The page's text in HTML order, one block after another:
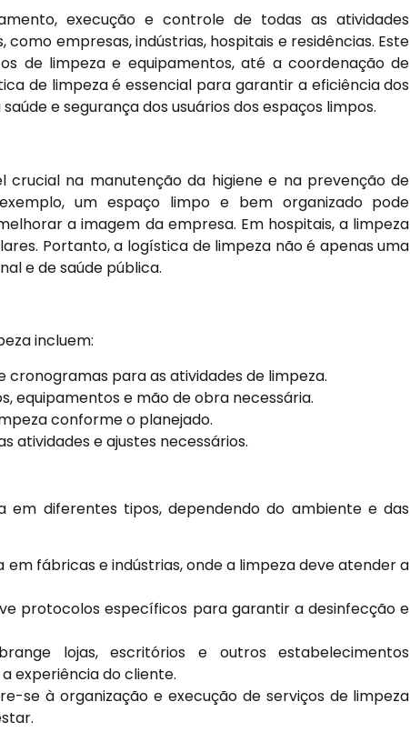
execução e controle de todas as atividades
empresas, indústrias, hospitais e residências. Este
de limpeza e equipamentos, até a coordenação de
de limpeza é essencial para garantir a eficiência dos
e segurança dos usuários dos espaços limpos.
na manutenção da higiene e na prevenção de
um espaço limpo e bem organizado pode
a imagem da empresa. Em hospitais, a limpeza
Portanto, a logística de limpeza não é apenas uma
e de saúde pública.
incluem:
cronogramas para as atividades de limpeza.
equipamentos e mão de obra necessária.
conforme o planejado.
atividades e ajustes necessários.
diferentes tipos, dependendo do ambiente e das
em fábricas e indústrias, onde a limpeza deve atender a
protocolos específicos para garantir a desinfecção e
lojas, escritórios e outros estabelecimentos
experiência do cliente.
se à organização e execução de serviços de limpeza